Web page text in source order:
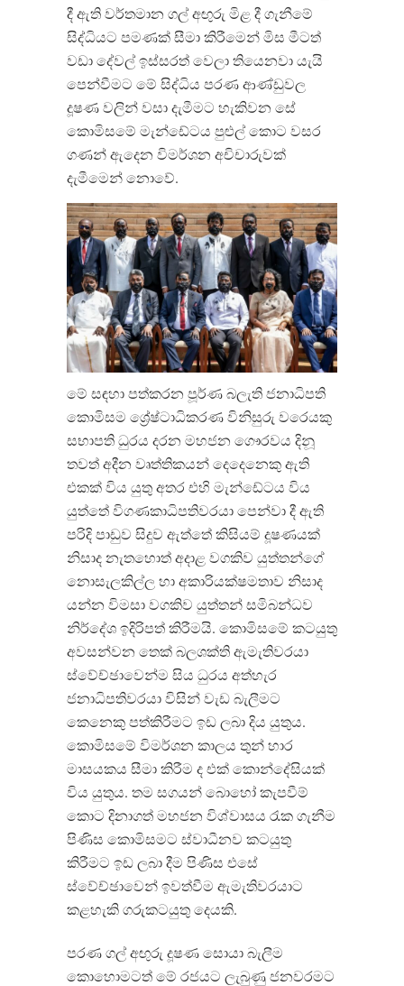
දී ඇති වර්තමාන ගල් අඟුරු මිළ දී ගැනීමේ
සිද්ධියට පමණක් සීමා කිරීමෙන් මිස මීටත්
වඩා දේවල් ඉස්සරත් වෙලා තියෙනවා යැයි
පෙන්වීමට මේ සිද්ධිය පරණ ආණ්ඩුවල
දූෂණ වලින් වසා දැමීමට හැකිවන සේ
කොමිසමේ මැන්ඩේටය පුළුල් කොට වසර
ගණන් ඇදෙන විමර්ශන අචිචාරුවක්
දැමීමෙන් නොවේ.
මේ සඳහා පත්කරන පූර්ණ බලැති ජනාධිපති
කොමිසම ශ්‍රේෂ්‍ටාධිකරණ විනිසුරු වරෙයකු
සභාපති ධුරය දරන මහජන ගෞරවය දිනූ
තවත් අදීන වෘත්තිකයන් දෙදෙනෙකු ඇති
එකක් විය යුතු අතර එහි මැන්ඩේටය විය
යුත්තේ විගණකාධිපතිවරයා පෙන්වා දී ඇති
පරිදි පාඩුව සිදුව ඇත්තේ කිසියම් දූෂණයක්
නිසාද නැතහොත් අදාළ වගකිව යුත්තන්ගේ
නොසැලකිල්ල හා අකාරියක්ෂමතාව නිසාද
යන්න විමසා වගකිව යුත්තන් සමිබන්ධව
නිර්දේශ ඉදිරිපත් කිරීමයි. කොමිසමේ කටයුතු
අවසන්වන තෙක් බලශක්ති ඇමැතිවරයා
ස්වේච්ඡාවෙන්ම සිය ධුරය අත්හැර
ජනාධිපතිවරයා විසින් වැඩ බැලීමට
කෙනෙකු පත්කිරීමට ඉඩ ලබා දිය යුතුය.
කොමිසමේ විමර්ශන කාලය තුන් හාර
මාසයකය සීමා කිරීම ද එක් කොන්දේසියක්
විය යුතුය. තම සගයන් බොහෝ කැපවීම්
කොට දිනාගත් මහජන විශ්වාසය රැක ගැනීම
පිණිස කොමිසමට ස්වාධීනව කටයුතු
කිරීමට ඉඩ ලබා දීම පිණිස එසේ
ස්වේච්ඡාවෙන් ඉවත්වීම ඇමැතිවරයාට
කළහැකි ගරුකටයුතු දෙයකි.
පරණ ගල් අඟුරු දූෂණ සොයා බැලීම
කොහොමටත් මේ රජයට ලැබුණු ජනවරමට